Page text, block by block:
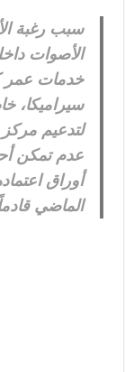
سبب رغبة
الأصوات
خدمات عمر
سيراميكا،
لتدعيم مركز
عدم تمكن
أوراق
الماضي